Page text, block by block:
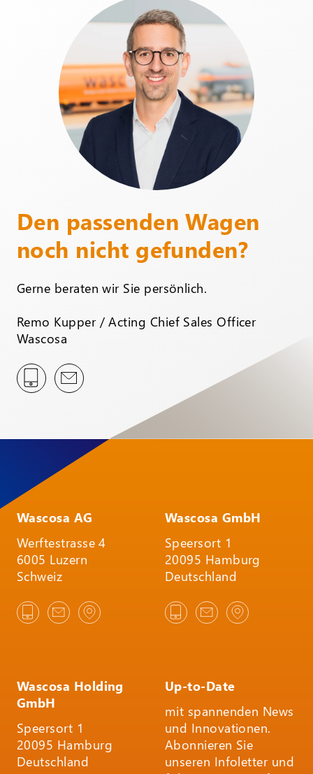
Den passenden Wagen
noch nicht gefunden?
Gerne beraten wir Sie persönlich.
Remo Kupper / Acting Chief Sales Officer
Wascosa
Wascosa AG
Werftestrasse 4
6005 Luzern
Schweiz
Wascosa GmbH
Speersort 1
20095 Hamburg
Deutschland
Wascosa Holding
GmbH
Speersort 1
20095 Hamburg
Deutschland
Up-to-Date
mit spannenden News
und Innovationen.
Abonnieren Sie
unseren Infoletter und